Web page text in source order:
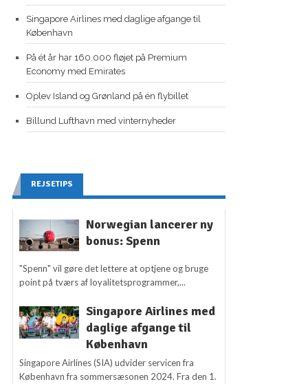
Singapore Airlines med daglige afgange til
København
På ét år har 160.000 fløjet på Premium
Economy med Emirates
Oplev Island og Grønland på én flybillet
Billund Lufthavn med vinternyheder
REJSETIPS
Norwegian lancerer ny
bonus: Spenn
"Spenn" vil gøre det lettere at optjene og bruge
point på tværs af loyalitetsprogrammer,...
Singapore Airlines med
daglige afgange til
København
Singapore Airlines (SIA) udvider servicen fra
København fra sommersæsonen 2024. Fra den 1.